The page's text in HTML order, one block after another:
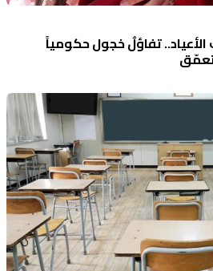
الأعياد.. تفاؤلٌ خجول حكومياً